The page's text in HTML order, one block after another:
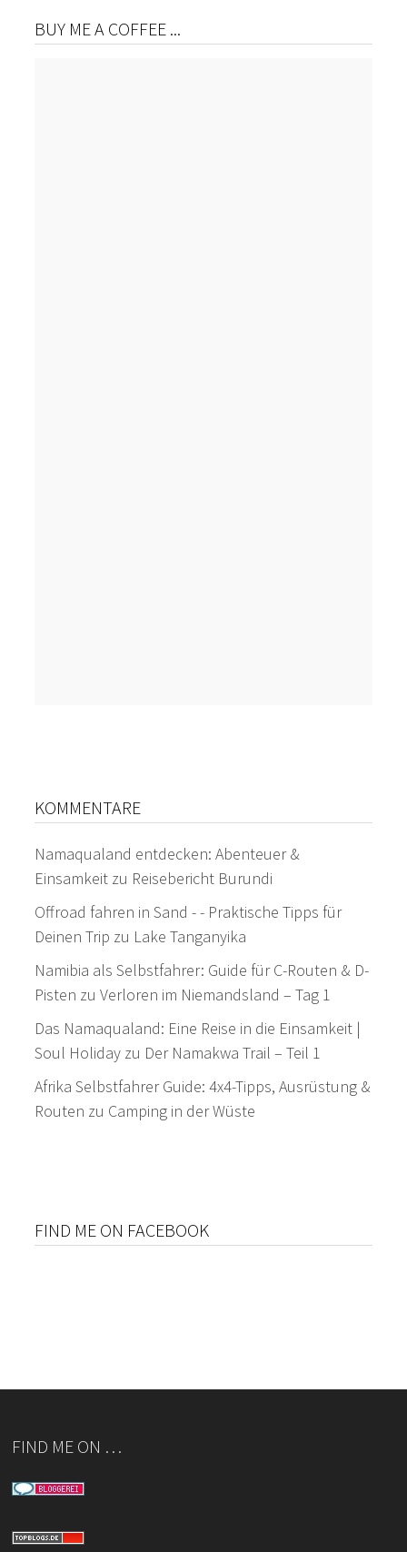
BUY ME A COFFEE ...
KOMMENTARE
Namaqualand entdecken: Abenteuer &
Einsamkeit zu Reisebericht Burundi
Offroad fahren in Sand - - Praktische Tipps für
Deinen Trip zu Lake Tanganyika
Namibia als Selbstfahrer: Guide für C-Routen & D-
Pisten zuVerloren im Niemandsland – Tag 1
Das Namaqualand: Eine Reise in die Einsamkeit |
Soul Holiday zu Der Namakwa Trail – Teil 1
Afrika Selbstfahrer Guide: 4x4-Tipps, Ausrüstung &
Routen zu Camping in der Wüste
FIND ME ON FACEBOOK
FIND ME ON …